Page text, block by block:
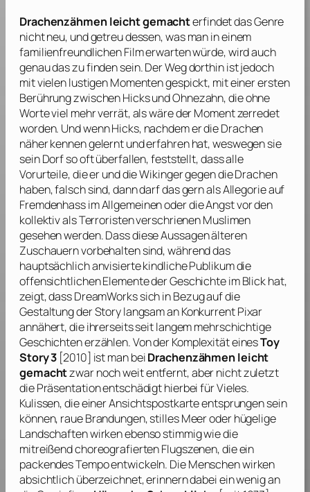
Drachenzähmen leicht gemachterfindet das Genre
nicht neu, und getreu dessen, was man in einem
familienfreundlichen Film erwarten würde, wird auch
genau das zu finden sein. Der Weg dorthin ist jedoch
mit vielen lustigen Momenten gespickt, mit einer ersten
Berührung zwischen Hicks und Ohnezahn, die ohne
Worte viel mehr verrät, als wäre der Moment zerredet
worden. Und wenn Hicks, nachdem er die Drachen
näher kennen gelernt und erfahren hat, weswegen sie
sein Dorf so oft überfallen, feststellt, dass alle
Vorurteile, die er und die Wikinger gegen die Drachen
haben, falsch sind, dann darf das gern als Allegorie auf
Fremdenhass im Allgemeinen oder die Angst vor den
kollektiv als Terroristen verschrienen Muslimen
gesehen werden. Dass diese Aussagen älteren
Zuschauern vorbehalten sind, während das
hauptsächlich anvisierte kindliche Publikum die
offensichtlichen Elemente der Geschichte im Blick hat,
zeigt, dassDreamWorkssich in Bezug auf die
Gestaltung der Story langsam an KonkurrentPixar
annähert, die ihrerseits seit langem mehrschichtige
Geschichten erzählen. Von der Komplexität einesToy
Story 3 [2010] ist man beiDrachenzähmen leicht
gemachtzwar noch weit entfernt, aber nicht zuletzt
die Präsentation entschädigt hierbei für Vieles.
Kulissen, die einer Ansichtspostkarte entsprungen sein
können, raue Brandungen, stilles Meer oder hügelige
Landschaften wirken ebenso stimmig wie die
mitreißend choreografierten Flugszenen, die ein
packendes Tempo entwickeln. Die Menschen wirken
absichtlich überzeichnet, erinnern dabei ein wenig an